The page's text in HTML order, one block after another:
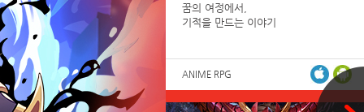
꿈의 여정에서,
기적을 만드는 이야기
ANIME RPG